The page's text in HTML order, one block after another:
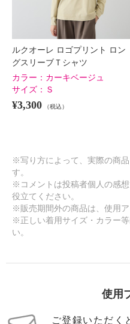
ルクオーレ ロゴプリント ロン
グスリーブＴシャツ
カラー： カーキベージュ
サイズ： Ｓ
¥3,300 （税込）
※写り方によって、実際の商
す。
※コメントは投稿者個人の感
役立てください。
※販売期間外の商品は、使用ア
※正しい着用サイズ・カラー
い。
使用
ご登録いただく